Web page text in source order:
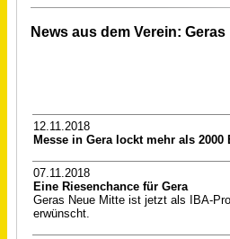
News aus dem Verein:
12.11.2018
Messe in Gera lockt mehr als 2000
07.11.2018
Eine Riesenchance für Gera
Geras Neue Mitte ist jetzt als IBA-
erwünscht.